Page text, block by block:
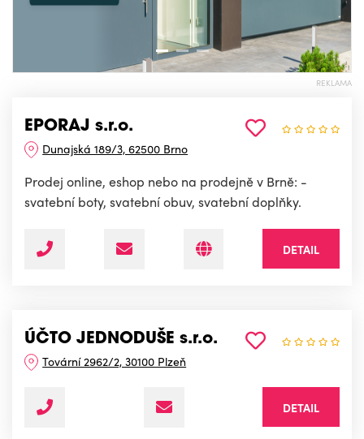
REKLAMA
EPORAJ s.r.o.
Dunajská 189/3, 62500 Brno
Prodej online, eshop nebo na prodejně v Brně: -
svatební boty, svatební obuv, svatební doplňky.
DETAIL
ÚČTO JEDNODUŠE s.r.o.
Tovární 2962/2, 30100 Plzeň
DETAIL